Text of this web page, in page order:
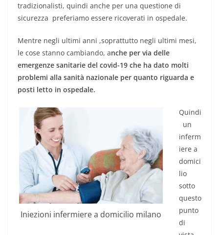
tradizionalisti, quindi anche per una questione di
sicurezza preferiamo essere ricoverati in ospedale.
Mentre negli ultimi anni ,soprattutto negli ultimi mesi,
le cose stanno cambiando, anche per via delle
emergenze sanitarie del covid-19 che ha dato molti
problemi alla sanità nazionale per quanto riguarda e
posti letto in ospedale.
Iniezioni infermiere a domicilio milano
Quindi
un
inferm
iere a
domici
lio
sotto
questo
punto
di